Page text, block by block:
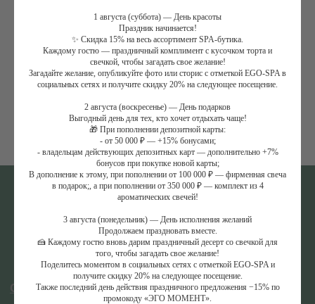
Заказать
Свежевыжатый апельсиновый сок
СПА-программы для женщин
СПА-программы для мужчин
СПА-программы для двоих
Семейные СПА-программы
СПА-ПРОЦЕДУРЫ
Ритуалы в хаммаме
АКВАТЕРМАЛЬНАЯ
ЗОНА
Хаммам
+7 (495) 120-23-81
Задать вопрос Обратный звонок
Уходы для тела и лица
Летние СПА-программы
Массажи
СПА-массажи
Фирменные массажи
Массажи лица
Абонементы массажа
1 августа (суббота) — День красоты
Праздник начинается!
✨ Скидка 15% на весь ассортимент SPA-бутика.
Каждому гостю — праздничный комплимент с кусочком торта и
свечкой, чтобы загадать свое желание!
Загадайте желание, опубликуйте фото или сторис с отметкой EGO-SPA в
социальных сетях и получите скидку 20% на следующее посещение.
2 августа (воскресенье) — День подарков
Выгодный день для тех, кто хочет отдыхать чаще!
🎁 При пополнении депозитной карты:
- от 50 000 ₽ — +15% бонусами;
- владельцам действующих депозитных карт — дополнительно +7%
бонусов при покупке новой карты;
В дополнение к этому, при пополнении от 100 000 ₽ — фирменная свеча
в подарок;, а при пополнении от 350 000 ₽ — комплект из 4
ароматических свечей!
3 августа (понедельник) — День исполнения желаний
Продолжаем праздновать вместе.
🍰 Каждому гостю вновь дарим праздничный десерт со свечкой для
того, чтобы загадать свое желание!
Поделитесь моментом в социальных сетях с отметкой EGO-SPA и
получите скидку 20% на следующее посещение.
Также последний день действия праздничного предложения −15% по
промокоду «ЭГО МОМЕНТ».